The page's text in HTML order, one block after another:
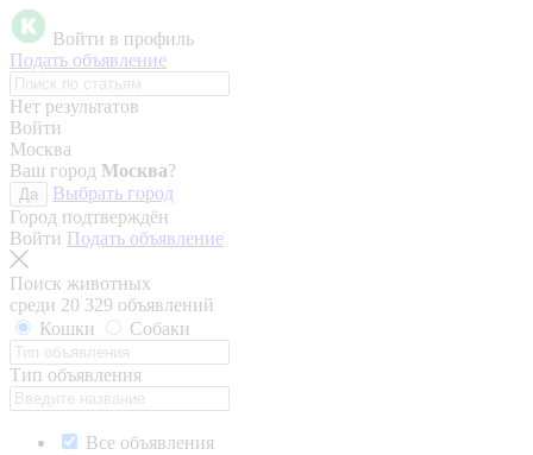
Войти в профиль
Подать объявление
Нет результатов
Войти
Москва
Ваш город Москва?
Да
Выбрать город
Город подтверждён
Войти Подать объявление
Поиск животных
среди 20 329 объявлений
Кошки
Собаки
Тип объявления
Все объявления